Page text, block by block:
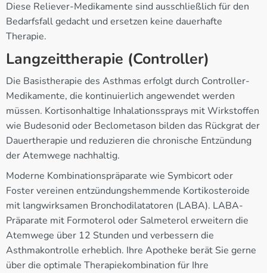
Diese Reliever-Medikamente sind ausschließlich für den
Bedarfsfall gedacht und ersetzen keine dauerhafte
Therapie.
Langzeittherapie (Controller)
Die Basistherapie des Asthmas erfolgt durch Controller-
Medikamente, die kontinuierlich angewendet werden
müssen. Kortisonhaltige Inhalationssprays mit Wirkstoffen
wie Budesonid oder Beclometason bilden das Rückgrat der
Dauertherapie und reduzieren die chronische Entzündung
der Atemwege nachhaltig.
Moderne Kombinationspräparate wie Symbicort oder
Foster vereinen entzündungshemmende Kortikosteroide
mit langwirksamen Bronchodilatatoren (LABA). LABA-
Präparate mit Formoterol oder Salmeterol erweitern die
Atemwege über 12 Stunden und verbessern die
Asthmakontrolle erheblich. Ihre Apotheke berät Sie gerne
über die optimale Therapiekombination für Ihre